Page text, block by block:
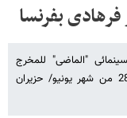
بفرنسا
"الماضی" للمخرج
الایرانی اصغر فرهادی، وذلک حتى یوم الجمعة الـ28 من شهر یونیو/ حزیران